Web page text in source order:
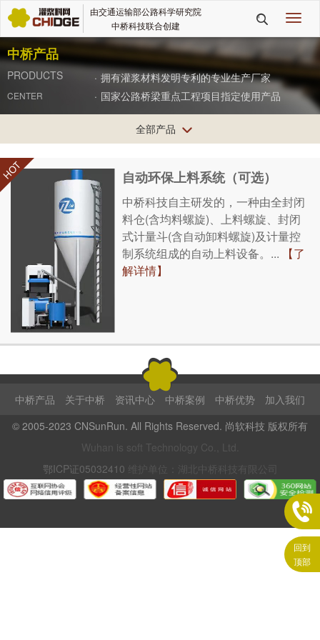
切
换
航

由交通运输部公路科学研究院
中桥科技联合创建
中桥产品
PRODUCTS
CENTER
· 拥有灌浆材料发明专利的专业生产厂家
· 国家公路桥梁重点工程项目指定使用产品
全部产品 
自动环保上料系统（可选）
中桥科技自主研发的，一种由全封闭
料仓(含均料螺旋)、上料螺旋、封闭
式计量斗(含自动卸料螺旋)及计量控
制系统组成的自动上料设备。...
【了
解详情】
中桥产品 关于中桥 资讯中心 中桥案例 中桥优势
加入我们
© 2005-2023 CNSunRun. All Rights Reserved. 尚软科技 版权所有
Wuhan is soft Technology Co., Ltd.
鄂ICP证05032410
维护单位：湖北中桥科技有限公司

回到
顶部